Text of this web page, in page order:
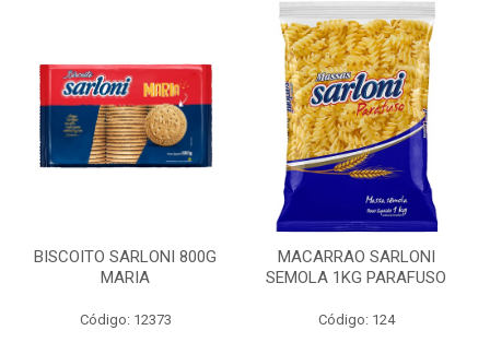
BISCOITO SARLONI 800G
MARIA
Código: 12373
MACARRAO SARLONI
SEMOLA 1KG PARAFUSO
Código: 124